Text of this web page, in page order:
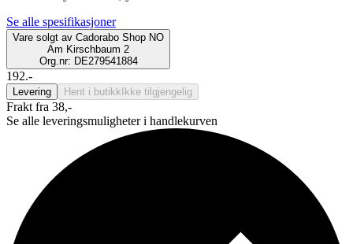
Se alle spesifikasjoner
Vare solgt av Cadorabo Shop NO
Am Kirschbaum 2
Org.nr: DE279541884
192.-
Levering Hent i butikk Ikke tilgjengelig
Frakt fra 38,-
Se alle leveringsmuligheter i handlekurven